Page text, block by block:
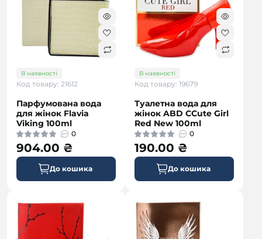
В наявності
Код товару: 21612
Парфумована вода
для жінок Flavia
Viking 100ml
0
904.00 ₴
До кошика
В наявності
Код товару: 19679
Туалетна вода для
жінок ABD CCute Girl
Red New 100ml
0
190.00 ₴
До кошика